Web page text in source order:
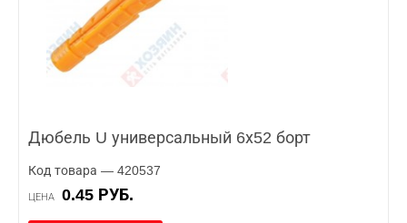
Дюбель U универсальный 6х52 борт
Код товара — 420537
ЦЕНА 0.45 РУБ.